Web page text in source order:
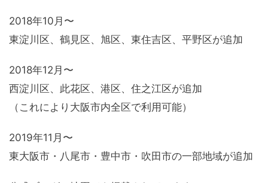
2018年10月〜
東淀川区、鶴見区、旭区、東住吉区、平野区が追加
2018年12月〜
西淀川区、此花区、港区、住之江区が追加
（これにより大阪市内全区で利用可能）
2019年11月〜
東大阪市・八尾市・豊中市・吹田市の一部地域が追加